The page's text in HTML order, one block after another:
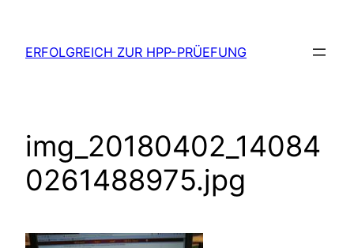
springen
ERFOLGREICH ZUR HPP-PRÜEFUNG
img_20180402_14084
0261488975.jpg